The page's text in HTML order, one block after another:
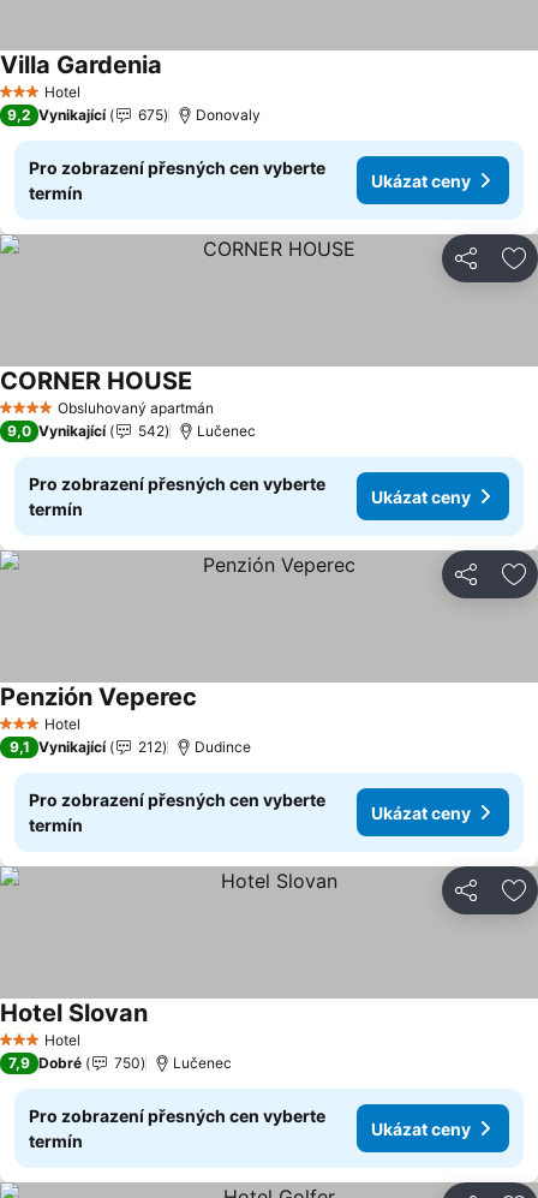
3 Počet hvězdiček
Hotel
Villa Gardenia
9,2 Vynikající 675 Donovaly
Pro zobrazení přesných cen vyberte
termín
Ukázat ceny
Sdílet
4 Počet hvězdiček
Obsluhovaný apartmán
CORNER HOUSE
9,0 Vynikající 542 Lučenec
Pro zobrazení přesných cen vyberte
termín
Ukázat ceny
Sdílet
3 Počet hvězdiček
Hotel
Penzión Veperec
9,1 Vynikající 212 Dudince
Pro zobrazení přesných cen vyberte
termín
Ukázat ceny
Sdílet
3 Počet hvězdiček
Hotel
Hotel SlovanUkázat ceny
7,9 Dobré 750 Lučenec
Pro zobrazení přesných cen vyberte
termín
Ukázat ceny